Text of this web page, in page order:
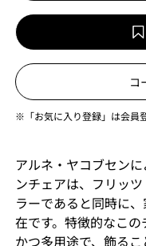
コ
※「お気に入り登録」は会員
アルネ・ヤコブセン
ンチェアは、フリッ
ラーであると同時に
在です。特徴的なこ
かつ多用途で、飾る